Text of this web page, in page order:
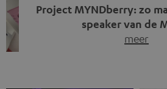
Project MYNDberry: zo
speaker van de
meer